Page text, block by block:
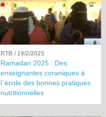
RTB / 19/2/2025
Ramadan 2025 : Des
enseignantes coraniques à
l`école des bonnes pratiques
nutritionnelles